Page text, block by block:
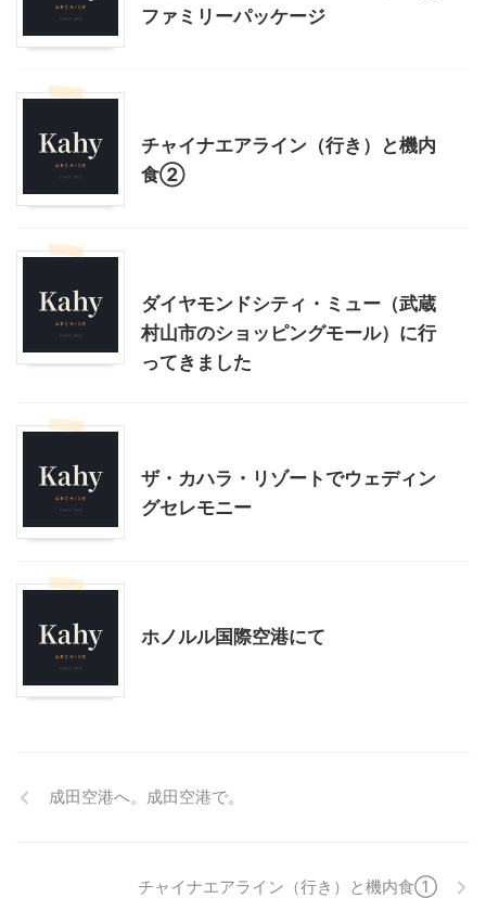
ファミリーパッケージ
チャイナエアライン（行き）と機内
食②
ダイヤモンドシティ・ミュー（武蔵
村山市のショッピングモール）に行
ってきました
ザ・カハラ・リゾートでウェディン
グセレモニー
ホノルル国際空港にて
成田空港へ。成田空港で。
チャイナエアライン（行き）と機内食①